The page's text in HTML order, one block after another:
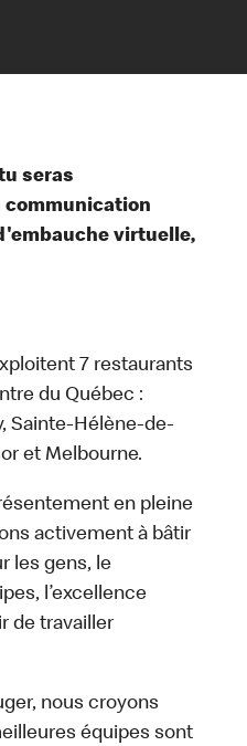
seras
communication
virtuelle,
7 restaurants
du Québec :
Sainte-Hélène-de-
et Melbourne.
en pleine
activement à bâtir
les gens, le
l’excellence
de travailler
nous croyons
équipes sont